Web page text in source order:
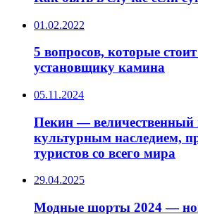
01.02.2022
5 вопросов, которые
установщику камина
05.11.2024
Пекин — величественный
культурным наследием,
туристов со всего мира
29.04.2025
Модные шорты 2024 —